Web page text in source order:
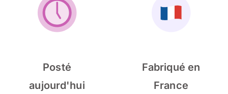
Posté
aujourd'hui
Fabriqué en
France